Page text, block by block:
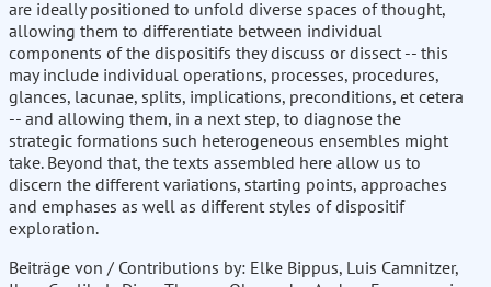
are ideally positioned to unfold diverse spaces of thought,
allowing them to differentiate between individual
components of the dispositifs they discuss or dissect -- this
may include individual operations, processes, procedures,
glances, lacunae, splits, implications, preconditions, et cetera
-- and allowing them, in a next step, to diagnose the
strategic formations such heterogeneous ensembles might
take. Beyond that, the texts assembled here allow us to
discern the different variations, starting points, approaches
and emphases as well as different styles of dispositif
exploration.
Beiträge von / Contributions by: Elke Bippus, Luis Camnitzer,